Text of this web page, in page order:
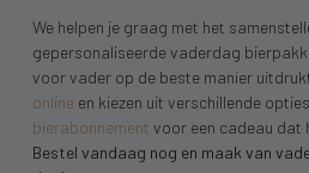
We helpen je graag met het
gepersonaliseerde vaderdag
voor vader op de beste manier
onlineen kiezen uit verschillende
bierabonnement voor een cadeau dat
Bestel vandaag nog en maak van